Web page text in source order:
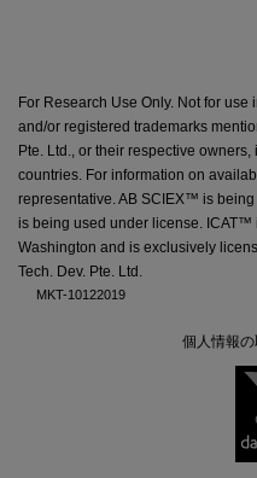
For Research Use Only. Not for
and/or registered trademarks
Pte. Ltd., or their respective
countries. For information on
representative. AB SCIEX™ is
is being used under license. ICAT™
Washington and is exclusively
Tech. Dev. Pte. Ltd.
MKT-10122019
個人情報